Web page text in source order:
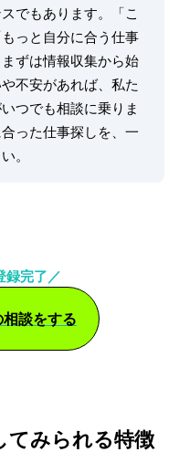
でもあります。「こ
っと自分に合う仕事
ずは情報収集から始
不安があれば、私た
つでも相談に乗りま
った仕事探しを、一
。
録完了／
談をする
てみられる特徴